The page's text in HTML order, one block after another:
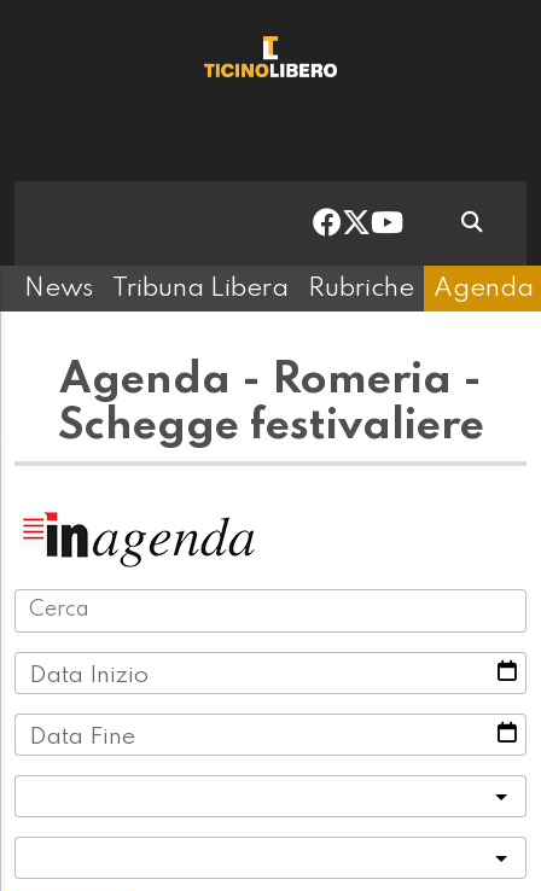
News Tribuna Libera Rubriche Agenda
Agenda - Romeria -
Schegge festivaliere
Data Inizio
Data Fine